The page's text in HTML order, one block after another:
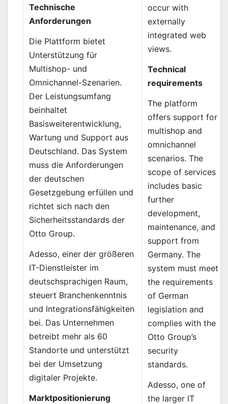
Technische
Anforderungen
Die Plattform bietet
Unterstützung für
Multishop- und
Omnichannel-Szenarien.
Der Leistungsumfang
beinhaltet
Basisweiterentwicklung,
Wartung und Support aus
Deutschland. Das System
muss die Anforderungen
der deutschen
Gesetzgebung erfüllen und
richtet sich nach den
Sicherheitsstandards der
Otto Group.
Adesso, einer der größeren
IT-Dienstleister im
deutschsprachigen Raum,
steuert Branchenkenntnis
und Integrationsfähigkeiten
bei. Das Unternehmen
betreibt mehr als 60
Standorte und unterstützt
bei der Umsetzung
digitaler Projekte.
Marktpositionierung
occur with
externally
integrated web
views.
Technical
requirements
The platform
offers support for
multishop and
omnichannel
scenarios. The
scope of services
includes basic
further
development,
maintenance, and
support from
Germany. The
system must meet
the requirements
of German
legislation and
complies with the
Otto Group’s
security
standards.
Adesso, one of
the larger IT